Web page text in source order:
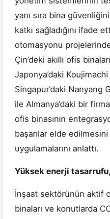
yanı sıra bina
katkı sağladığını ifade
otomasyonu
Çin’deki akıllı ofis
Japonya’daki
Singapur’daki Nanyang
ile Almanya’daki bir
ofis binasının
başarılar elde
uygulamalarını anlattı.
Yüksek enerji
İnşaat sektörünün aktif
binaları ve konutlarda